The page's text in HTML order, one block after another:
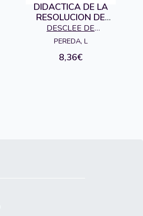
DIDACTICA DE LA
RESOLUCION DE
PROBLEMAS
DESCLEE DE
BROUWER S.A.,
EDITORIAL
PEREDA, L
8,36€